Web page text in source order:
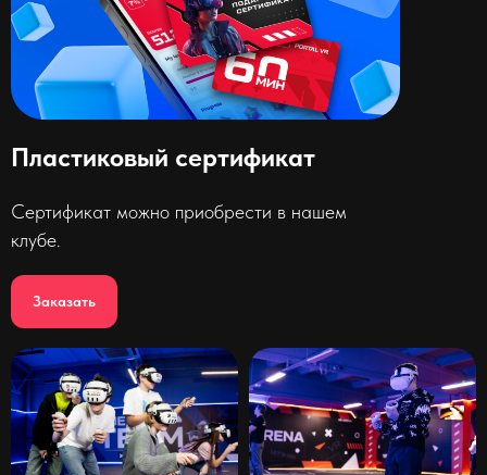
Пластиковый сертификат
Сертификат можно приобрести в нашем
клубе.
Заказать